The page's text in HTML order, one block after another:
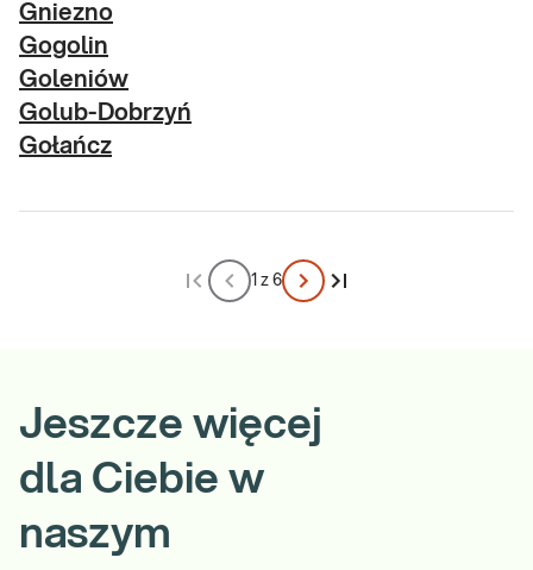
Gniezno
Gogolin
Goleniów
Golub-Dobrzyń
Gołańcz
1 z 6
Jeszcze więcej
dla Ciebie w
naszym